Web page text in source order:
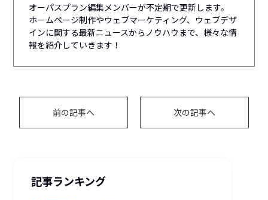
オーパスプラン編集メンバーが不定期で更新します。
ホームページ制作やウェブマーケティング、ウェブデザ
インに関する最新ニュースからノウハウまで、様々な情
報を紹介していきます！
前の記事へ 次の記事へ
記事ランキング